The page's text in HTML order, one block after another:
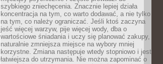
szybkiego zniechęcenia. Znacznie lepiej działa
koncentracja na tym, co warto dodawać, a nie tylko
na tym, co należy ograniczać. Jeśli ktoś zaczyna
jeść więcej warzyw, pije więcej wody, dba o
wartościowe śniadania i uczy się planować zakupy,
naturalnie zmniejsza miejsce na wybory mniej
korzystne. Zmiana następuje wtedy stopniowo i jest
łatwiejsza do utrzymania. Nie można zapominać o